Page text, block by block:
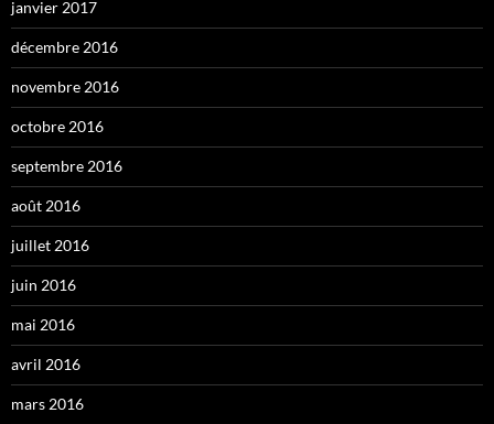
janvier 2017
décembre 2016
novembre 2016
octobre 2016
septembre 2016
août 2016
juillet 2016
juin 2016
mai 2016
avril 2016
mars 2016